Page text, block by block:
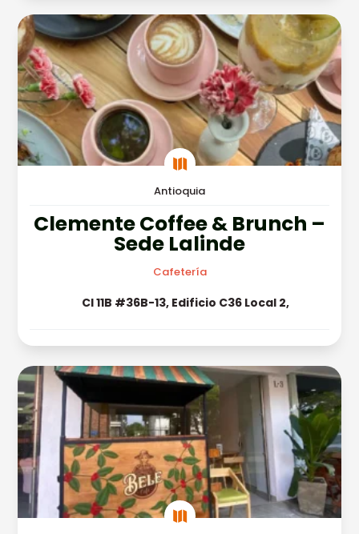

Antioquia
Clemente Coffee & Brunch –
Sede Lalinde
Cafetería
Cl 11B #36B-13, Edificio C36 Local 2,
